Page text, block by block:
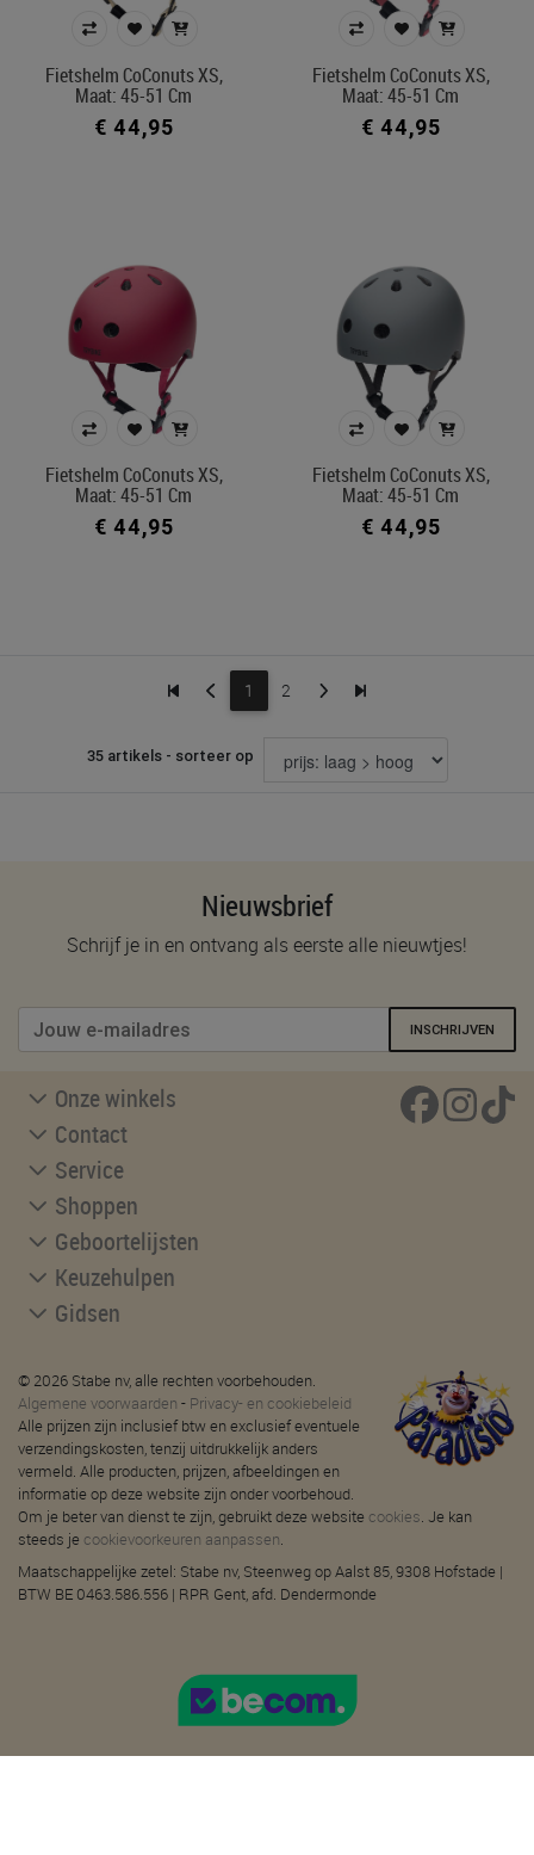
Fietshelm CoConuts XS,
Maat: 45-51 Cm
€ 44,95
Fietshelm CoConuts XS,
Maat: 45-51 Cm
€ 44,95
Fietshelm CoConuts XS,
Maat: 45-51 Cm
€ 44,95
Fietshelm CoConuts XS,
Maat: 45-51 Cm
€ 44,95
1 2
35 artikels - sorteer op
Nieuwsbrief
Schrijf je in en ontvang als eerste alle nieuwtjes!
INSCHRIJVEN
Onze winkels
Contact
Service
Shoppen
Geboortelijsten
Keuzehulpen
Gidsen
© 2026 Stabe nv, alle rechten voorbehouden.
Algemene voorwaarden - Privacy- en cookiebeleid
Alle prijzen zijn inclusief btw en exclusief eventuele
verzendingskosten, tenzij uitdrukkelijk anders
vermeld. Alle producten, prijzen, afbeeldingen en
informatie op deze website zijn onder voorbehoud.
Om je beter van dienst te zijn, gebruikt deze website cookies. Je kan
steeds je cookievoorkeuren aanpassen.
Maatschappelijke zetel: Stabe nv, Steenweg op Aalst 85, 9308 Hofstade |
BTW BE 0463.586.556 | RPR Gent, afd. Dendermonde